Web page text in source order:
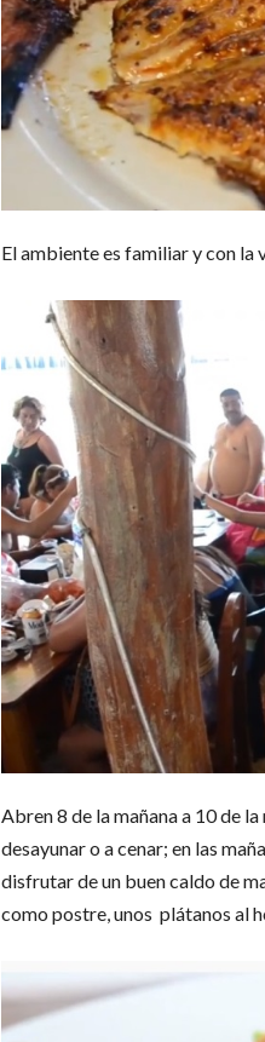
El ambiente es familiar y con
Abren 8 de la mañana a 10 de
desayunar o a cenar; en las
disfrutar de un buen caldo de
como postre, unos plátanos al